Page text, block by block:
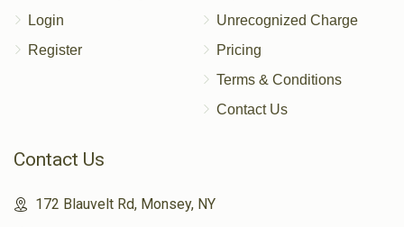
Login
Register
Unrecognized Charge
Pricing
Terms & Conditions
Contact Us
Contact Us
172 Blauvelt Rd, Monsey, NY